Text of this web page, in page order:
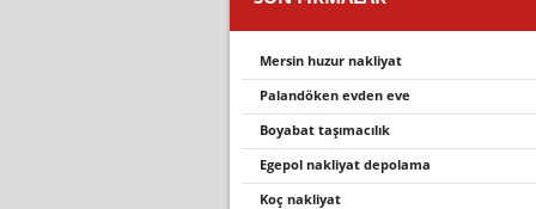
mersin huzur nakliyat
palandöken evden eve
boyabat taşimacilik
egepol nakli̇yat depolama
koç nakli̇yat